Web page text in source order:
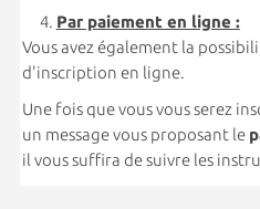
Par paiement en ligne :
Vous avez également la
d'inscription en ligne.
Une fois que vous vous serez
un message vous proposant le
il vous suffira de suivre les